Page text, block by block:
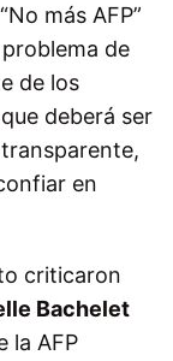
más AFP”
de
de los
deberá ser
en
criticaron
Bachelet
la AFP